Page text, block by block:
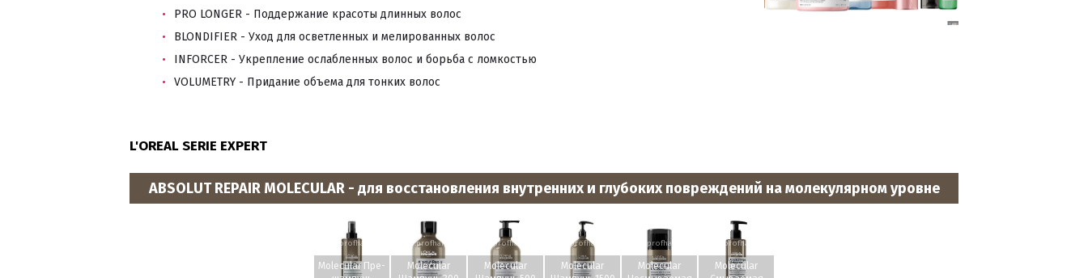
PRO LONGER - Поддержание красоты длинных волос
BLONDIFIER - Уход для осветленных и мелированных волос
INFORCER - Укрепление ослабленных волос и борьба с ломкостью
VOLUMETRY - Придание объема для тонких волос
L'OREAL SERIE EXPERT
ABSOLUT REPAIR MOLECULAR - для восстановления внутренних и глубоких повреждений на молекулярном уровне
www.profhairs.ru
Molecular Пре-
www.profhairs.ru
Molecular
www.profhairs.ru
Molecular
www.profhairs.ru
Molecular
www.profhairs.ru
Molecular
www.profhairs.ru
Molecular